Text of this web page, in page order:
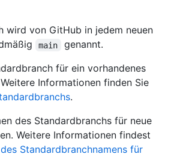
wird von GitHub in jedem neuen
main
genannt.
für ein vorhandenes
Informationen finden Sie
.
des Standardbranchs für neue
Weitere Informationen findest
Standardbranchnamens für